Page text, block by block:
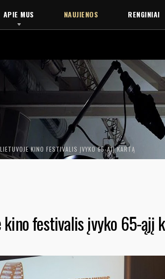
APIE MUS NAUJIENOS RENGINIAI
KINO FESTIVALIS ĮVYKO 65-ĄJĮ KARTĄ
kino festivalis įvyko 65-ąjį